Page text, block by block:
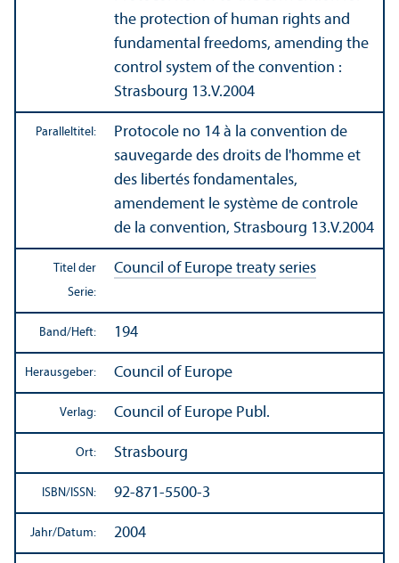
the protection of human rights and
fundamental freedoms, amending the
control system of the convention :
Strasbourg 13.V.2004
Paralleltitel:
Protocole no 14 à la convention de
sauvegarde des droits de l'homme et
des libertés fondamentales,
amendement le système de controle
de la convention, Strasbourg 13.V.2004
Titel der
Serie:
Council of Europe treaty series
Band/Heft: 194
Herausgeber: Council of Europe
Verlag: Council of Europe Publ.
Ort: Strasbourg
ISBN/ ISSN: 92-871-5500-3
Jahr/Datum: 2004